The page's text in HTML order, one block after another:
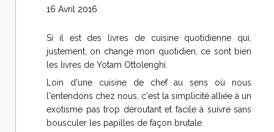
16 Avril 2016
Si il est des livres de cuisine quotidienne qui,
justement, on changé mon quotidien, ce sont bien
les livres de Yotam Ottolenghi.
Loin d'une cuisine de chef au sens où nous
l'entendons chez nous, c'est la simplicité alliée à un
exotisme pas trop déroutant et facile à suivre sans
bousculer les papilles de façon brutale.